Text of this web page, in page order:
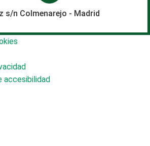
s/n Colmenarejo - Madrid
accesibilidad